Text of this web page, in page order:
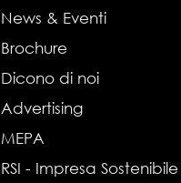
News & Eventi
Brochure
Dicono di noi
Advertising
MEPA
RSI - Impresa Sostenibile